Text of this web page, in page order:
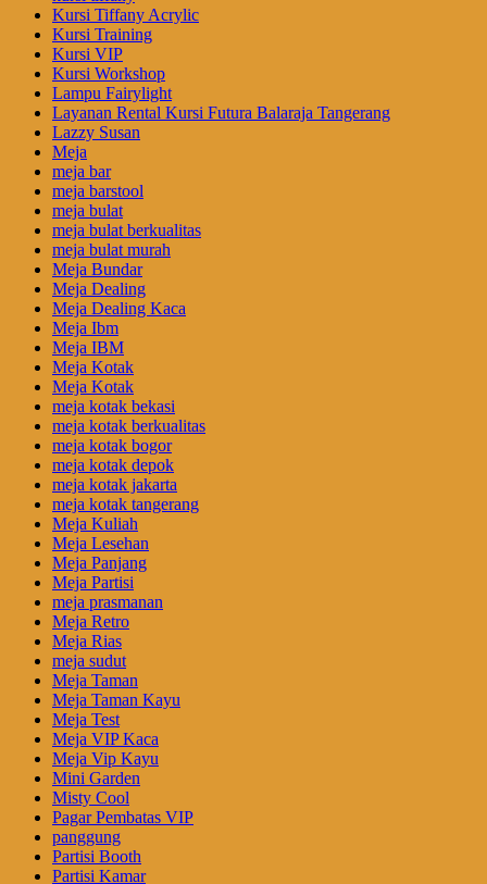
Kursi Tiffany Acrylic
Kursi Training
Kursi VIP
Kursi Workshop
Lampu Fairylight
Layanan Rental Kursi Futura Balaraja Tangerang
Lazzy Susan
Meja
meja bar
meja barstool
meja bulat
meja bulat berkualitas
meja bulat murah
Meja Bundar
Meja Dealing
Meja Dealing Kaca
Meja Ibm
Meja IBM
Meja Kotak
Meja Kotak
meja kotak bekasi
meja kotak berkualitas
meja kotak bogor
meja kotak depok
meja kotak jakarta
meja kotak tangerang
Meja Kuliah
Meja Lesehan
Meja Panjang
Meja Partisi
meja prasmanan
Meja Retro
Meja Rias
meja sudut
Meja Taman
Meja Taman Kayu
Meja Test
Meja VIP Kaca
Meja Vip Kayu
Mini Garden
Misty Cool
Pagar Pembatas VIP
panggung
Partisi Booth
Partisi Kamar